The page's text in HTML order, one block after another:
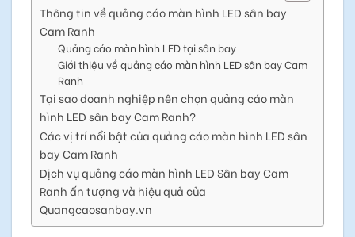
Thông tin về quảng cáo màn hình LED sân bay
Cam Ranh
Quảng cáo màn hình LED tại sân bay
Giới thiệu về quảng cáo màn hình LED sân bay Cam
Ranh
Tại sao doanh nghiệp nên chọn quảng cáo màn
hình LED sân bay Cam Ranh?
Các vị trí nổi bật của quảng cáo màn hình LED sân
bay Cam Ranh
Dịch vụ quảng cáo màn hình LED Sân bay Cam
Ranh ấn tượng và hiệu quả của
Quangcaosanbay.vn